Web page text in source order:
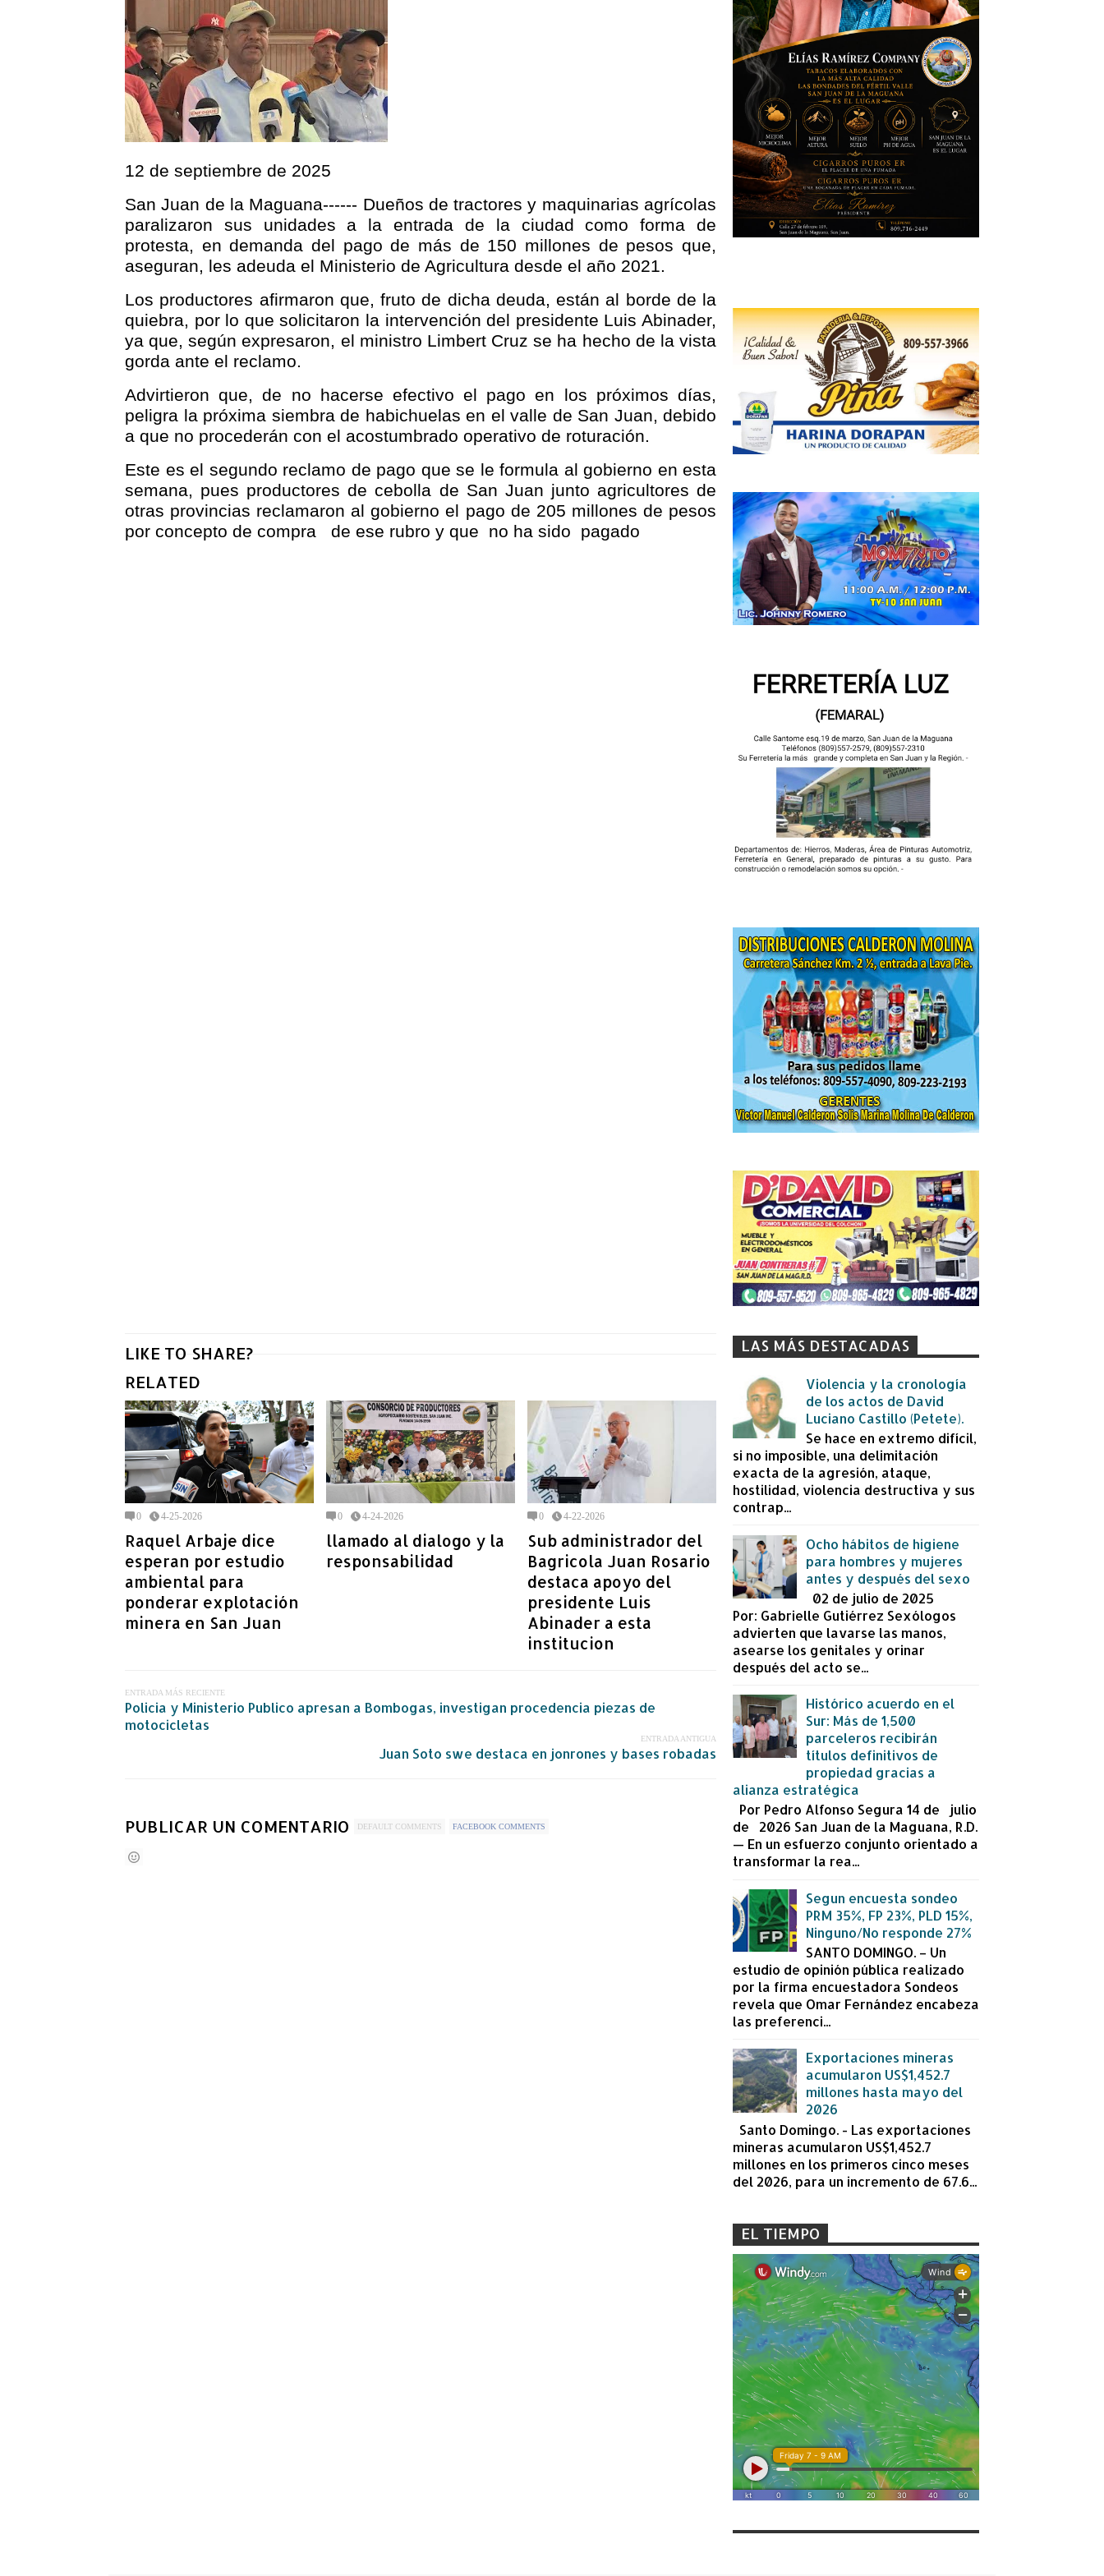
12 de septiembre de 2025
San Juan de la Maguana------ Dueños de tractores y maquinarias agrícolas
paralizaron sus unidades a la entrada de la ciudad como forma de
protesta, en demanda del pago de más de 150 millones de pesos que,
aseguran, les adeuda el Ministerio de Agricultura desde el año 2021.
Los productores afirmaron que, fruto de dicha deuda, están al borde de la
quiebra, por lo que solicitaron la intervención del presidente Luis Abinader,
ya que, según expresaron, el ministro Limbert Cruz se ha hecho de la vista
gorda ante el reclamo.
Advirtieron que, de no hacerse efectivo el pago en los próximos días,
peligra la próxima siembra de habichuelas en el valle de San Juan, debido
a que no procederán con el acostumbrado operativo de roturación.
Este es el segundo reclamo de pago que se le formula al gobierno en esta
semana, pues productores de cebolla de San Juan junto agricultores de
otras provincias reclamaron al gobierno el pago de 205 millones de pesos
por concepto de compra
de ese rubro y que no ha sido pagado
LIKE TO SHARE?
RELATED
0 4-25-2026
Raquel Arbaje dice
esperan por estudio
ambiental para
ponderar explotación
minera en San Juan
0 4-24-2026
llamado al dialogo y la
responsabilidad
0 4-22-2026
Sub administrador del
Bagricola Juan Rosario
destaca apoyo del
presidente Luis
Abinader a esta
institucion
ENTRADA MÁS RECIENTE
Policia y Ministerio Publico apresan a Bombogas, investigan procedencia piezas de
motocicletas
ENTRADA ANTIGUA
Juan Soto swe destaca en jonrones y bases robadas
PUBLICAR UN COMENTARIO DEFAULT COMMENTS FACEBOOK COMMENTS
LAS MÁS DESTACADAS
Violencia y la cronología
de los actos de David
Luciano Castillo (Petete).
Se hace en extremo difícil,
si no imposible, una delimitación
exacta de la agresión, ataque,
hostilidad, violencia destructiva y sus
contrap...
Ocho hábitos de higiene
para hombres y mujeres
antes y después del sexo
02 de julio de 2025
Por: Gabrielle Gutiérrez Sexólogos
advierten que lavarse las manos,
asearse los genitales y orinar
después del acto se...
Histórico acuerdo en el
Sur: Más de 1,500
parceleros recibirán
títulos definitivos de
propiedad gracias a
alianza estratégica
Por Pedro Alfonso Segura 14 de julio
de 2026 San Juan de la Maguana, R.D.
— En un esfuerzo conjunto orientado a
transformar la rea...
Segun encuesta sondeo
PRM 35%, FP 23%, PLD 15%,
Ninguno/No responde 27%
SANTO DOMINGO. – Un
estudio de opinión pública realizado
por la firma encuestadora Sondeos
revela que Omar Fernández encabeza
las preferenci...
Exportaciones mineras
acumularon US$1,452.7
millones hasta mayo del
2026
Santo Domingo. - Las exportaciones
mineras acumularon US$1,452.7
millones en los primeros cinco meses
del 2026, para un incremento de 67.6...
EL TIEMPO